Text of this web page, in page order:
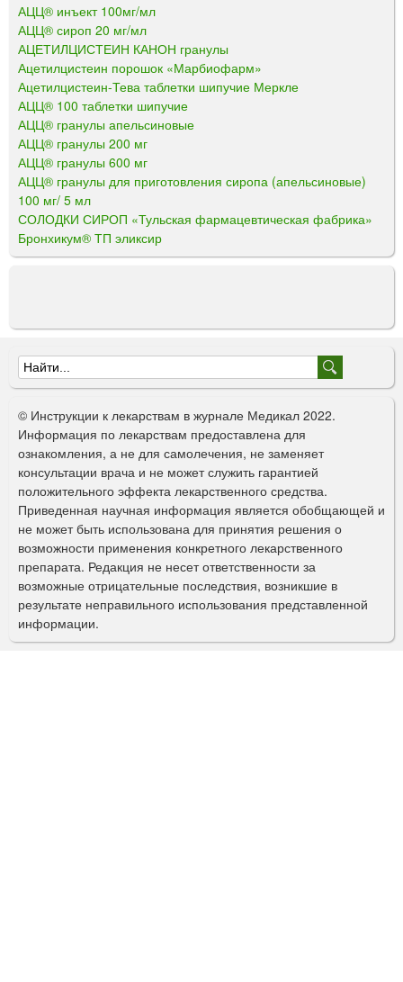
АЦЦ® инъект 100мг/мл
АЦЦ® сироп 20 мг/мл
АЦЕТИЛЦИСТЕИН КАНОН гранулы
Ацетилцистеин порошок «Марбиофарм»
Ацетилцистеин-Тева таблетки шипучие Меркле
АЦЦ® 100 таблетки шипучие
АЦЦ® гранулы апельсиновые
АЦЦ® гранулы 200 мг
АЦЦ® гранулы 600 мг
АЦЦ® гранулы для приготовления сиропа (апельсиновые)
100 мг/ 5 мл
СОЛОДКИ СИРОП «Тульская фармацевтическая фабрика»
Бронхикум® ТП эликсир
Ф
о
р
м
а
п
о
и
с
к
© Инструкции к лекарствам в журнале Медикал 2022.
Информация по лекарствам предоставлена для
ознакомления, а не для самолечения, не заменяет
консультации врача и не может служить гарантией
положительного эффекта лекарственного средства.
Приведенная научная информация является обобщающей и
не может быть использована для принятия решения о
возможности применения конкретного лекарственного
препарата. Редакция не несет ответственности за
возможные отрицательные последствия, возникшие в
результате неправильного использования представленной
информации.